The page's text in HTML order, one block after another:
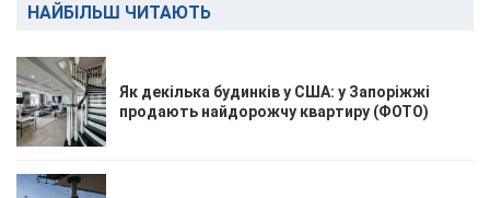
НАЙБІЛЬШ ЧИТАЮТЬ
Як декілька будинків у США: у Запоріжжі
продають найдорожчу квартиру (ФОТО)